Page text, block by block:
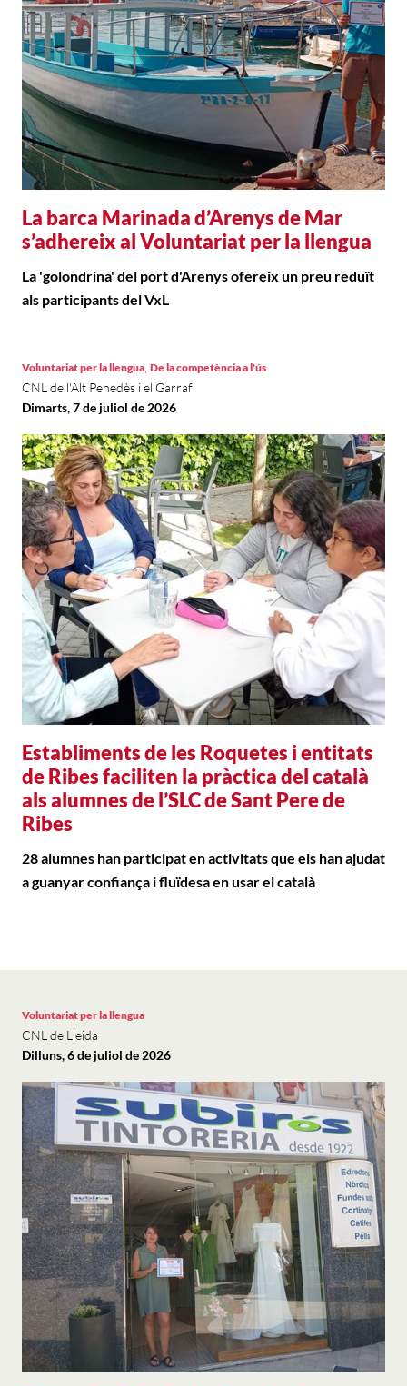
La barca Marinada d’Arenys de Mar
s’adhereix al Voluntariat per la llengua
La 'golondrina' del port d'Arenys ofereix un preu reduït
als participants del VxL
Establiments de les Roquetes i entitats
de Ribes faciliten la pràctica del català
als alumnes de l’SLC de Sant Pere de
Ribes
Voluntariat per la llengua De la competència a l'ús
CNL de l'Alt Penedès i el Garraf
Dimarts, 7 de juliol de 2026
28 alumnes han participat en activitats que els han ajudat
a guanyar confiança i fluïdesa en usar el català
Voluntariat per la llengua
CNL de Lleida
Dilluns, 6 de juliol de 2026